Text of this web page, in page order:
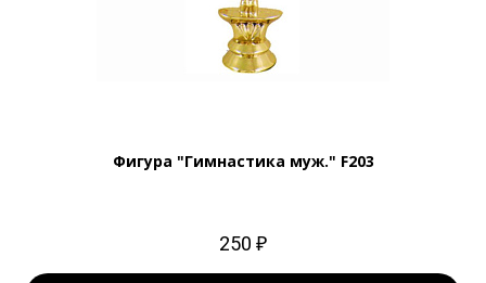
Фигура "Гимнастика муж." F203
250 ₽